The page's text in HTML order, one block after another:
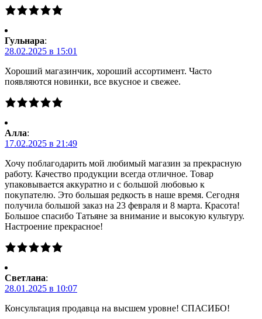
Гульнара:
28.02.2025 в 15:01
Хороший магазинчик, хороший ассортимент. Часто
появляются новинки, все вкусное и свежее.
Алла:
17.02.2025 в 21:49
Хочу поблагодарить мой любимый магазин за прекрасную
работу. Качество продукции всегда отличное. Товар
упаковывается аккуратно и с большой любовью к
покупателю. Это большая редкость в наше время. Сегодня
получила большой заказ на 23 февраля и 8 марта. Красота!
Большое спасибо Татьяне за внимание и высокую культуру.
Настроение прекрасное!
Светлана:
28.01.2025 в 10:07
Консультация продавца на высшем уровне! СПАСИБО!